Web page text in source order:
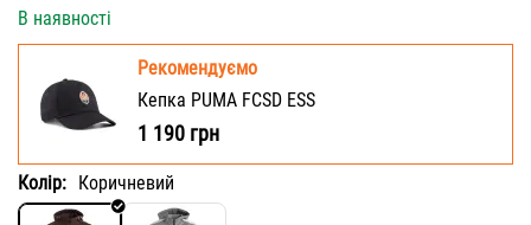
В наявності
Рекомендуємо
Кепка PUMA FCSD ESS
1 190 грн
Колір: Коричневий